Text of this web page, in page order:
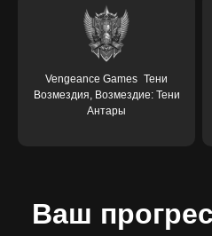
Vengeance
Vengeance Games Тени
Возмездия, Возмездие: Тени
Антары
Ваш